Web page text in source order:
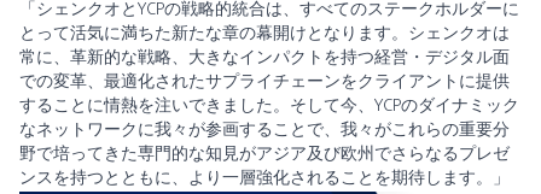
「シェンクオとYCPの戦略的統合は、すべてのステークホルダーに
とって活気に満ちた新たな章の幕開けとなります。シェンクオは
常に、革新的な戦略、大きなインパクトを持つ経営・デジタル面
での変革、最適化されたサプライチェーンをクライアントに提供
することに情熱を注いできました。そして今、YCPのダイナミック
なネットワークに我々が参画することで、我々がこれらの重要分
野で培ってきた専門的な知見がアジア及び欧州でさらなるプレゼ
ンスを持つとともに、より一層強化されることを期待します。」